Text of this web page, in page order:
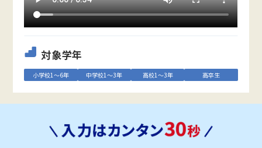
対象学年
小学校1～6年 中学校1～3年 高校1～3年 高卒生